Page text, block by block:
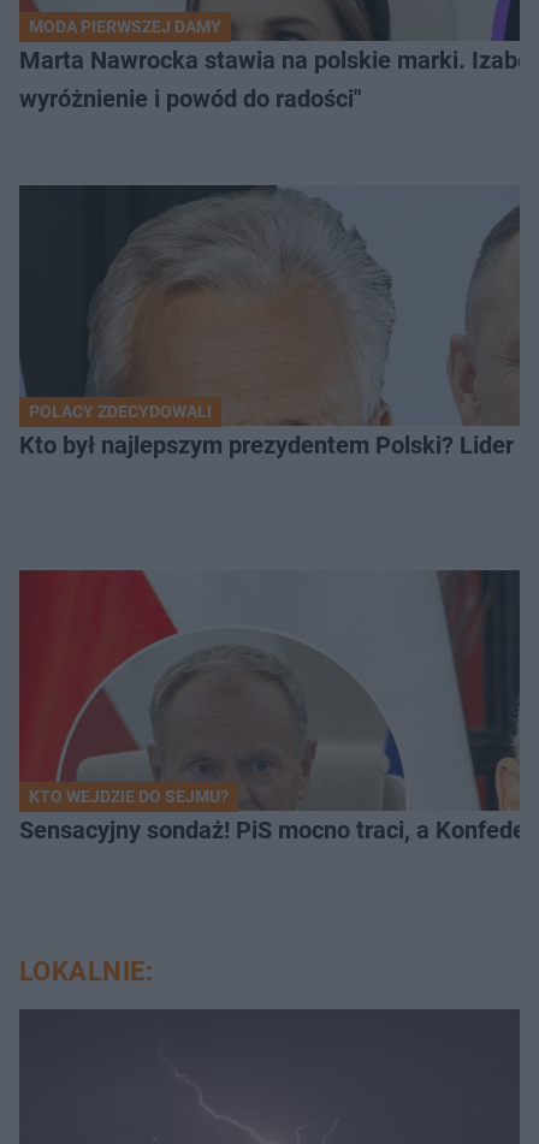
MODA PIERWSZEJ DAMY
Marta Nawrocka stawia na polskie marki.
wyróżnienie i powód do radości"
POLACY ZDECYDOWALI
Kto był najlepszym prezydentem Polski? Lider
KTO WEJDZIE DO SEJMU?
Sensacyjny sondaż! PiS mocno traci, a
LOKALNIE: